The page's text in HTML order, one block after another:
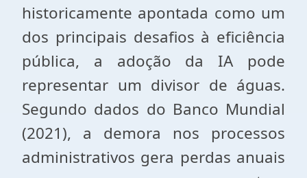
historicamente apontada como um
dos principais desafios à eficiência
pública, a adoção da IA pode
representar um divisor de águas.
Segundo dados do Banco Mundial
(2021), a demora nos processos
administrativos gera perdas anuais